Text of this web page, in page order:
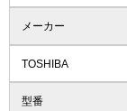
メーカー
TOSHIBA
型番